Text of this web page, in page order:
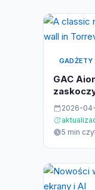
GADŻETY
GAC
2026-
5 min